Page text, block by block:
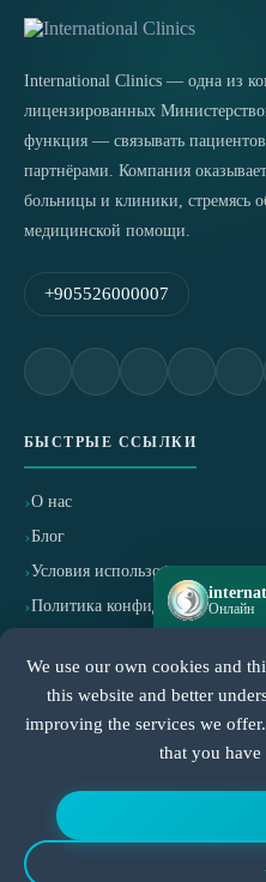
Онлайн
Нужна
Напишите
International Clinics — одна из
лицензированных
функция — связывать
партнёрами. Компания
больницы и клиники, стремясь
медицинской помощи.
+905526000007
БЫСТРЫЕ ССЫЛКИ
О нас
Блог
Условия использования
Политика конфиденциальности
© Все права
We use our own cookies and
this website and better
improving the services we
that you have